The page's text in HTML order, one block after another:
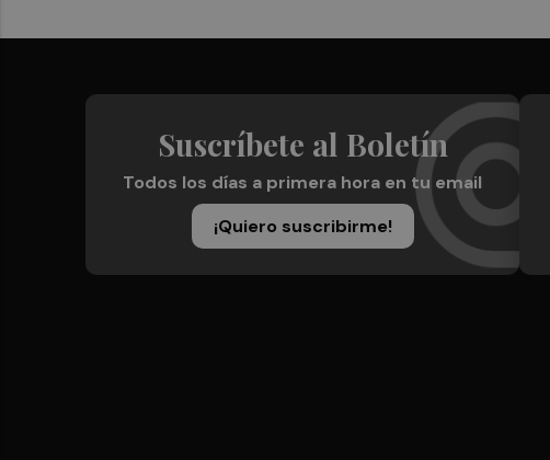
Suscríbete al Boletín
Todos los días a primera hora en tu email
¡Quiero suscribirme!